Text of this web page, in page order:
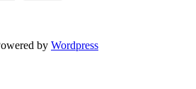
by Wordpress